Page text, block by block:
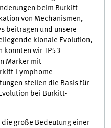
beim Burkitt-
von Mechanismen,
beitragen und unsere
klonale Evolution,
konnten wir TP53
Marker mit
Lymphome
stellen die Basis für
bei Burkitt-
große Bedeutung einer